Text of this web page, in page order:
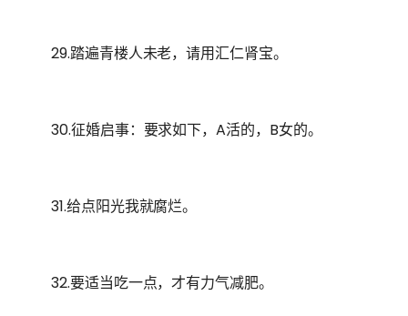
29.踏遍青楼人未老，请用汇仁肾宝。
30.征婚启事：要求如下，A活的，B女的。
31.给点阳光我就腐烂。
32.要适当吃一点，才有力气减肥。